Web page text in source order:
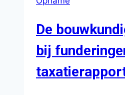
De
bij